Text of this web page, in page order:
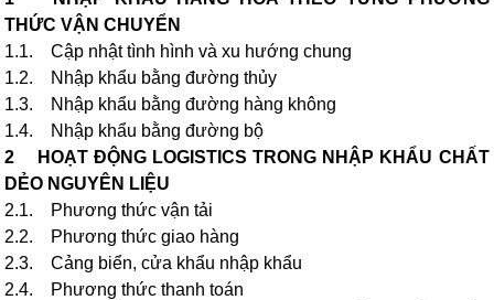
THỨC VẬN CHUYỂN
1.1. Cập nhật tình hình và xu hướng chung
1.2. Nhập khẩu bằng đường thủy
1.3. Nhập khẩu bằng đường hàng không
1.4. Nhập khẩu bằng đường bộ
2 HOẠT ĐỘNG LOGISTICS TRONG NHẬP KHẨU CHẤT
DẺO NGUYÊN LIỆU
2.1. Phương thức vận tải
2.2. Phương thức giao hàng
2.3. Cảng biển, cửa khẩu nhập khẩu
2.4. Phương thức thanh toán